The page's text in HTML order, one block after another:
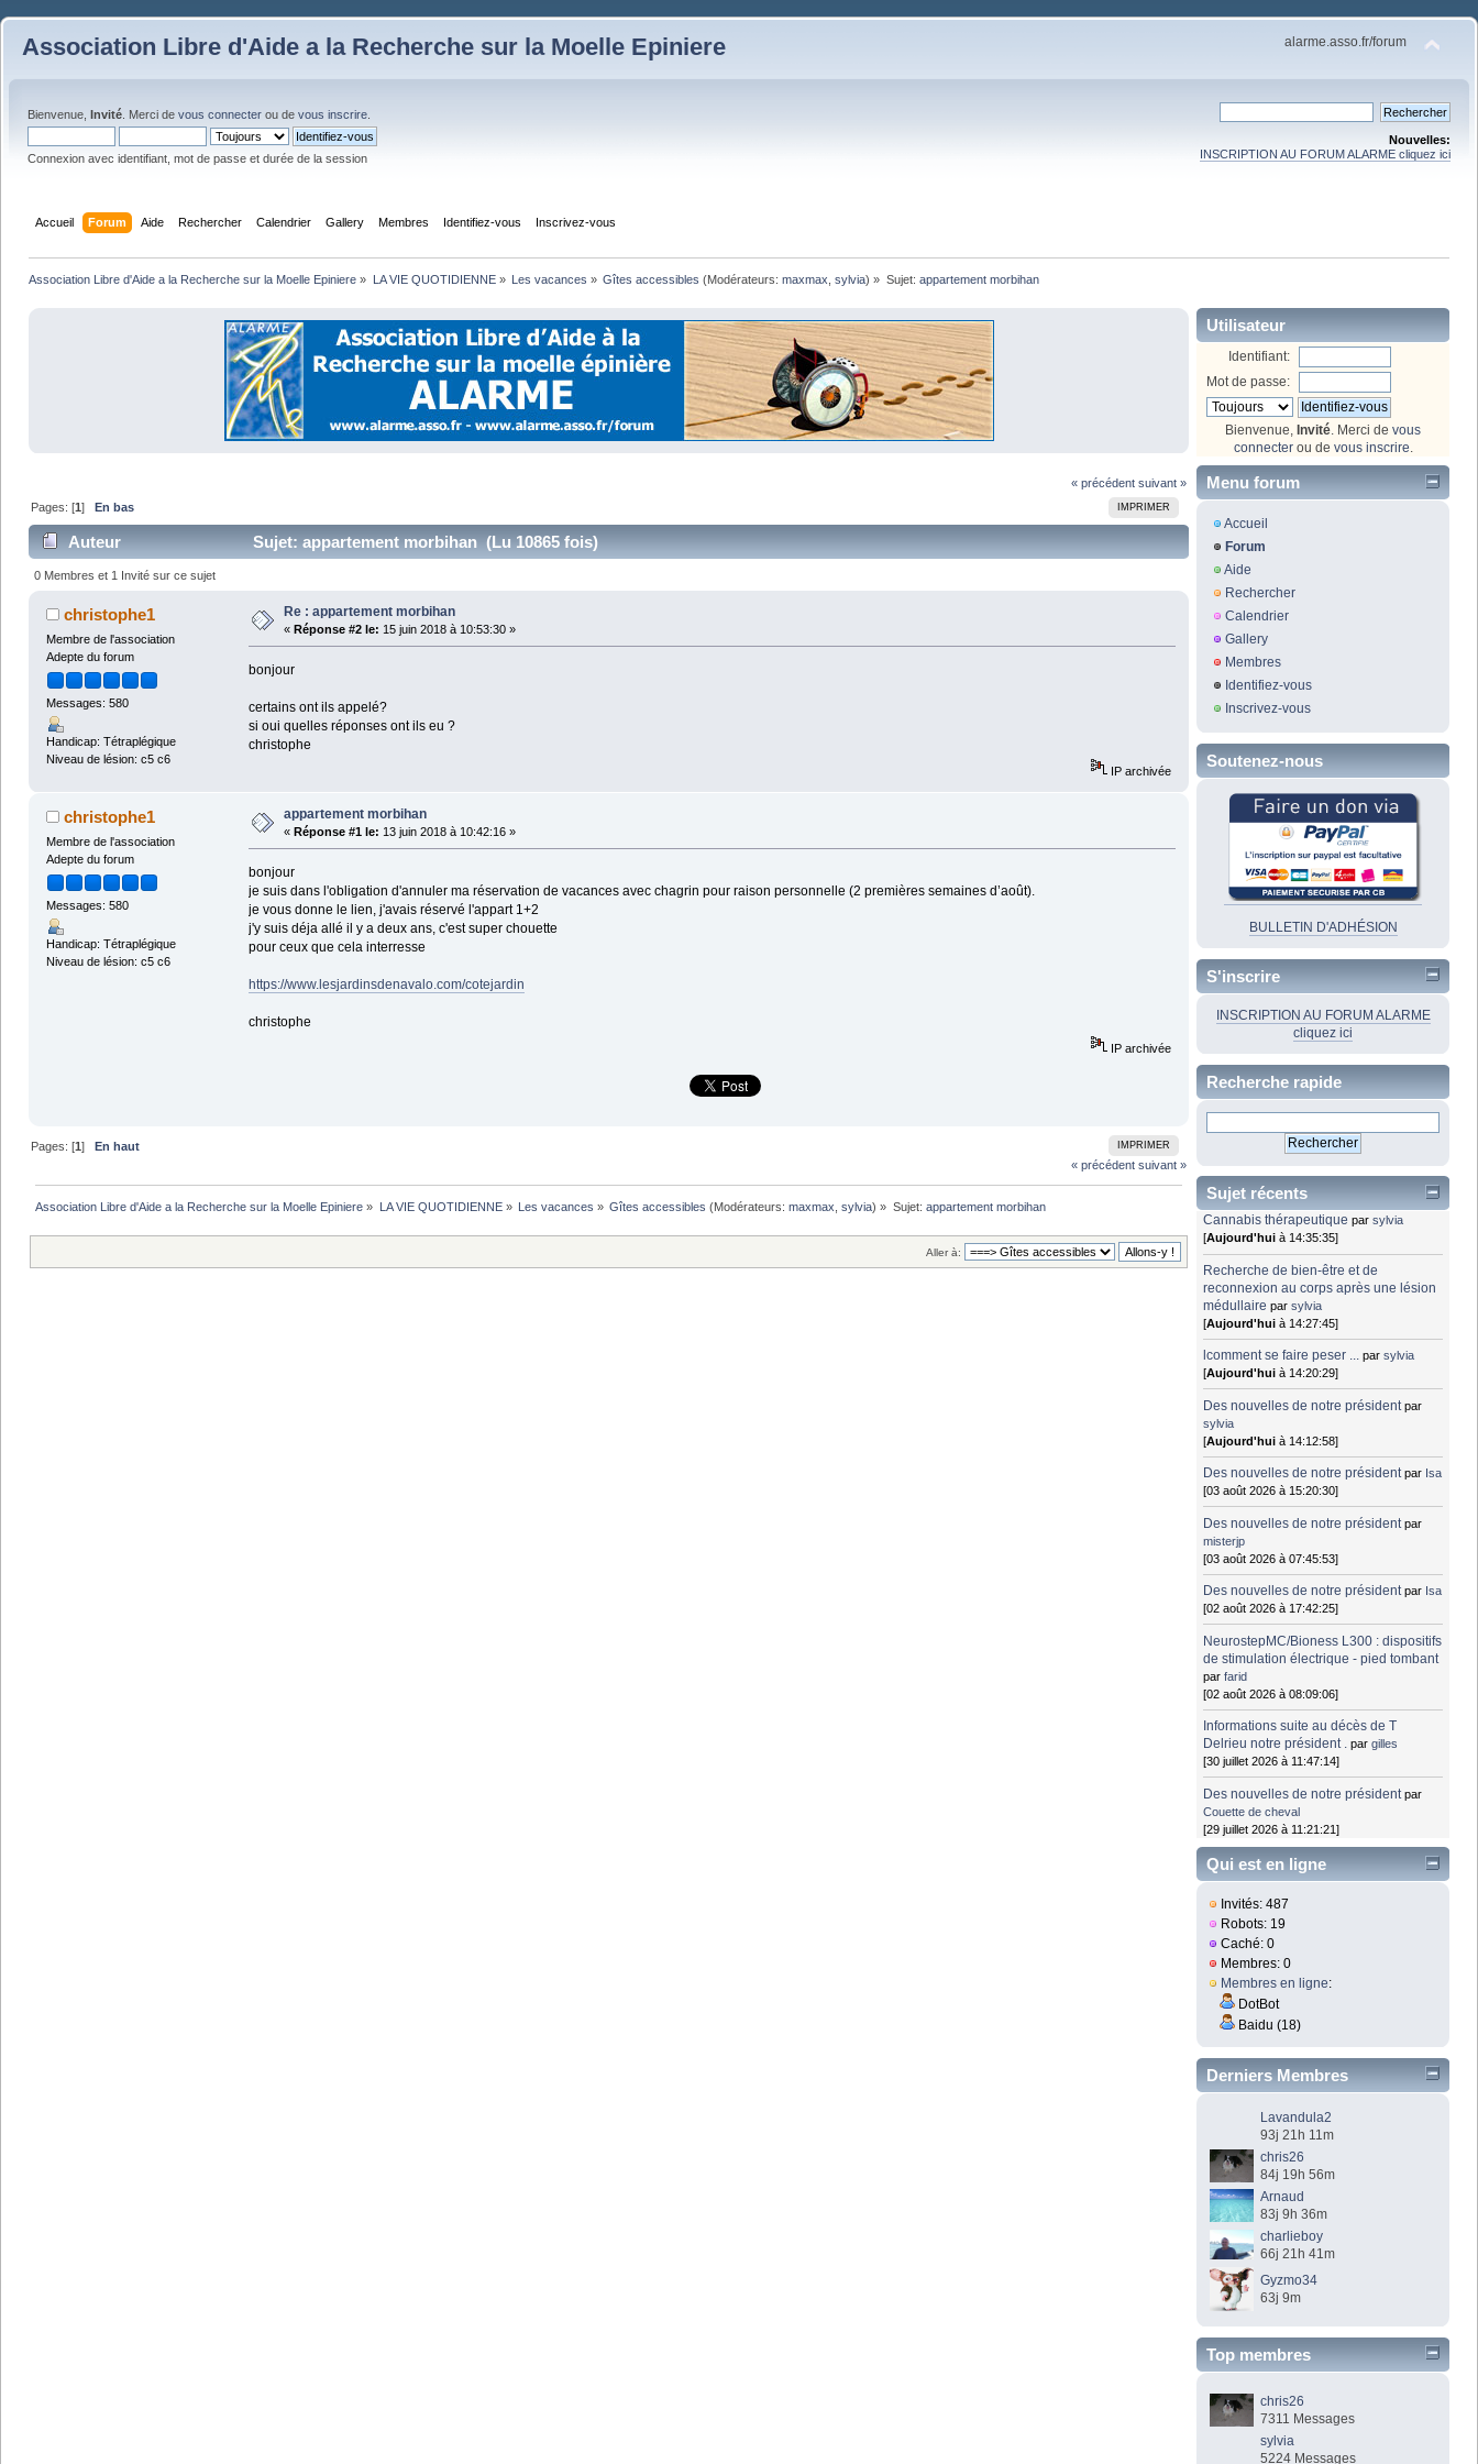
Association Libre d'Aide a la Recherche sur la Moelle Epiniere alarme.asso.fr/forum
Bienvenue, Invité . Merci de vous connecter ou de vous inscrire
Connexion avec identifiant, mot de passe et durée de la session
Nouvelles:
INSCRIPTION AU FORUM ALARME cliquez ici
Accueil Forum Aide Rechercher Calendrier Gallery Membres Identifiez-vous Inscrivez-vous
Association Libre d'Aide a la Recherche sur la Moelle Epiniere » LA VIE QUOTIDIENNE» Les vacances » Gîtes accessibles (Modérateurs:maxmax ,sylvia) » Sujet: appartement morbihan
« précédent suivant »
IMPRIMER
Pages: [1] En bas
Auteur Sujet: appartement morbihan (Lu 10865 fois)
0 Membres et 1 Invité sur ce sujet
christophe1
Membre de l'association
Adepte du forum
Messages: 580
Handicap: Tétraplégique
Niveau de lésion: c5 c6
Re : appartement morbihan
« Réponse #2 le: 15 juin 2018 à 10:53:30 »
bonjour
certains ont ils appelé?
si oui quelles réponses ont ils eu ?
christophe
IP archivée
christophe1
Membre de l'association
Adepte du forum
Messages: 580
Handicap: Tétraplégique
Niveau de lésion: c5 c6
appartement morbihan
« Réponse #1 le: 13 juin 2018 à 10:42:16 »
bonjour
je suis dans l'obligation d'annuler ma réservation de vacances avec chagrin pour raison personnelle (2 premières semaines d’août).
je vous donne le lien, j'avais réservé l'appart 1+2
j'y suis déja allé il y a deux ans, c'est super chouette
pour ceux que cela interresse
https://www.lesjardinsdenavalo.com/cotejardin
christophe
IP archivée
IMPRIMER
Pages: [1]En haut
« précédent suivant »
Association Libre d'Aide a la Recherche sur la Moelle Epiniere » LA VIE QUOTIDIENNE» Les vacances » Gîtes accessibles (Modérateurs:maxmax ,sylvia) » Sujet: appartement morbihan
Aller à:
Utilisateur
Identifiant:
Mot de passe:
Bienvenue, Invité . Merci de vous
connecterou de vous inscrire
Menu forum
Accueil
Forum
Aide
Rechercher
Calendrier
Gallery
Membres
Identifiez-vous
Inscrivez-vous
Soutenez-nous
BULLETIN D'ADHÉSION
S'inscrire
INSCRIPTION AU FORUM ALARME
cliquez ici
Recherche rapide
Sujet récents
Cannabis thérapeutique parsylvia
[Aujourd'hui à 14:35:35]
Recherche de bien-être et de
reconnexion au corps après une lésion
médullaire parsylvia
[Aujourd'hui à 14:27:45]
lcomment se faire peser ... parsylvia
[Aujourd'hui à 14:20:29]
Des nouvelles de notre président par
sylvia
[Aujourd'hui à 14:12:58]
Des nouvelles de notre président par Isa
[03 août 2026 à 15:20:30]
Des nouvelles de notre président par
misterjp
[03 août 2026 à 07:45:53]
Des nouvelles de notre président par Isa
[02 août 2026 à 17:42:25]
NeurostepMC/Bioness L300 : dispositifs
de stimulation électrique - pied tombant
parfarid
[02 août 2026 à 08:09:06]
Informations suite au décès de T
Delrieu notre président . pargilles
[30 juillet 2026 à 11:47:14]
Des nouvelles de notre président par
Couette de cheval
[29 juillet 2026 à 11:21:21]
Qui est en ligne
Invités: 487
Robots: 19
Caché: 0
Membres: 0
Membres en ligne:
DotBot
Baidu (18)
Derniers Membres
Lavandula2
93j 21h 11m
chris26
84j 19h 56m
Arnaud
83j 9h 36m
charlieboy
66j 21h 41m
Gyzmo34
63j 9m
Top membres
chris26
7311 Messages
sylvia
5224 Messages